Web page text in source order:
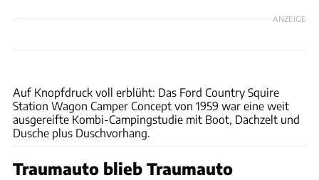
ANZEIGE
Auf Knopfdruck voll erblüht: Das Ford Country Squire
Station Wagon Camper Concept von 1959 war eine weit
ausgereifte Kombi-Campingstudie mit Boot, Dachzelt und
Dusche plus Duschvorhang.
Traumauto blieb Traumauto